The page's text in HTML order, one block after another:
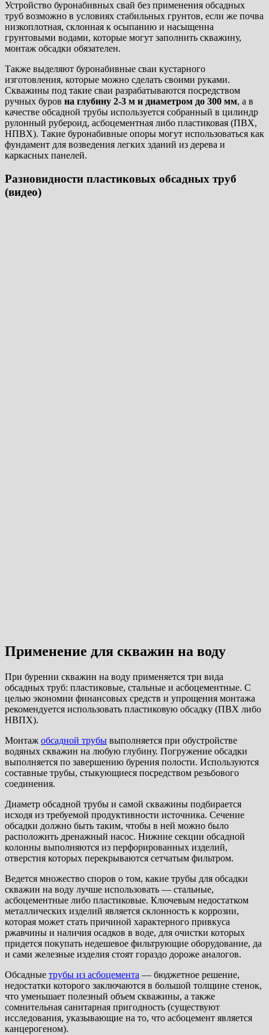
Устройство буронабивных свай без применения обсадных
труб возможно в условиях стабильных грунтов, если же почва
низкоплотная, склонная к осыпанию и насыщенна
грунтовыми водами, которые могут заполнить скважину,
монтаж обсадки обязателен.
Также выделяют буронабивные сваи кустарного
изготовления, которые можно сделать своими руками.
Скважины под такие сваи разрабатываются посредством
ручных буров на глубину 2-3 м и диаметром до 300 мм, а в
качестве обсадной трубы используется собранный в цилиндр
рулонный рубероид, асбоцементная либо пластиковая (ПВХ,
НПВХ). Такие буронабивные опоры могут использоваться как
фундамент для возведения легких зданий из дерева и
каркасных панелей.
Разновидности пластиковых обсадных труб
(видео)
Применение для скважин на воду
При бурении скважин на воду применяется три вида
обсадных труб: пластиковые, стальные и асбоцементные. С
целью экономии финансовых средств и упрощения монтажа
рекомендуется использовать пластиковую обсадку (ПВХ либо
НВПХ).
Монтаж обсадной трубы выполняется при обустройстве
водяных скважин на любую глубину. Погружение обсадки
выполняется по завершению бурения полости. Используются
составные трубы, стыкующиеся посредством резьбового
соединения.
Диаметр обсадной трубы и самой скважины подбирается
исходя из требуемой продуктивности источника. Сечение
обсадки должно быть таким, чтобы в ней можно было
расположить дренажный насос. Нижние секции обсадной
колонны выполняются из перфорированных изделий,
отверстия которых перекрываются сетчатым фильтром.
Ведется множество споров о том, какие трубы для обсадки
скважин на воду лучше использовать — стальные,
асбоцементные либо пластиковые. Ключевым недостатком
металлических изделий является склонность к коррозии,
которая может стать причиной характерного привкуса
ржавчины и наличия осадков в воде, для очистки которых
придется покупать недешевое фильтрующие оборудование, да
и сами железные изделия стоят гораздо дороже аналогов.
Обсадные трубы из асбоцемента — бюджетное решение,
недостатки которого заключаются в большой толщине стенок,
что уменьшает полезный объем скважины, а также
сомнительная санитарная пригодность (существуют
исследования, указывающие на то, что асбоцемент является
канцерогеном).